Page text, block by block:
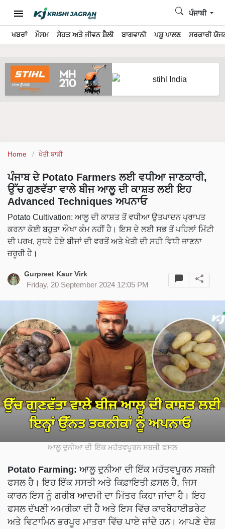
ਖਬਰਾਂ ਮੌਸਮ ਸੇਹਤ ਅਤੇ ਜੀਵਨ ਸ਼ੈਲੀ ਬਾਗਵਾਨੀ ਪਸ਼ੂ ਪਾਲਣ ਸਰਕਾਰੀ
ਪੰਜਾਬੀ
Home ਖੇਤੀ ਬਾੜੀ
ਪੰਜਾਬ ਦੇ Potato Farmers ਲਈ ਵਧੀਆ ਜਾਣਕਾਰੀ,
ਉੱਚ ਗੁਣਵੱਤਾ ਵਾਲੇ ਬੀਜ ਆਲੂ ਦੀ ਕਾਸ਼ਤ ਲਈ ਇਹ
Advanced Techniques ਅਪਨਾਓ
Potato Cultivation: ਆਲੂ ਦੀ ਕਾਸ਼ਤ ਤੋਂ ਵਧੀਆ ਉਤਪਾਦਨ ਪ੍ਰਾਪਤ
ਕਰਨਾ ਕੋਈ ਬਹੁਤਾ ਔਖਾ ਕੰਮ ਨਹੀਂ ਹੈ। ਇਸ ਦੇ ਲਈ ਸਭ ਤੋਂ ਪਹਿਲਾਂ ਮਿੱਟੀ
ਦੀ ਪਰਖ, ਸੁਧਰੇ ਹੋਏ ਬੀਜਾਂ ਦੀ ਵਰਤੋਂ ਅਤੇ ਖੇਤੀ ਦੀ ਸਹੀ ਵਿਧੀ ਜਾਣਨਾ
ਜ਼ਰੂਰੀ ਹੈ।
Gurpreet Kaur Virk
Friday, 20 September 2024 12:05 PM
ਆਲੂ ਦੁਨੀਆ ਦੀ ਇੱਕ ਮਹੱਤਵਪੂਰਨ ਸਬਜ਼ੀ ਫਸਲ
Potato Farming: ਆਲੂ ਦੁਨੀਆ ਦੀ ਇੱਕ ਮਹੱਤਵਪੂਰਨ ਸਬਜ਼ੀ
ਫਸਲ ਹੈ। ਇਹ ਇੱਕ ਸਸਤੀ ਅਤੇ ਕਿਫ਼ਾਇਤੀ ਫ਼ਸਲ ਹੈ, ਜਿਸ
ਕਾਰਨ ਇਸ ਨੂੰ ਗਰੀਬ ਆਦਮੀ ਦਾ ਮਿੱਤਰ ਕਿਹਾ ਜਾਂਦਾ ਹੈ। ਇਹ
ਫਸਲ ਦੱਖਣੀ ਅਮਰੀਕਾ ਦੀ ਹੈ ਅਤੇ ਇਸ ਵਿੱਚ ਕਾਰਬੋਹਾਈਡਰੇਟ
ਅਤੇ ਵਿਟਾਮਿਨ ਭਰਪੂਰ ਮਾਤਰਾ ਵਿੱਚ ਪਾਏ ਜਾਂਦੇ ਹਨ। ਆਪਣੇ ਦੇਸ਼